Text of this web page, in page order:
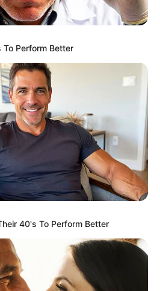
Perform Better
40's To Perform Better